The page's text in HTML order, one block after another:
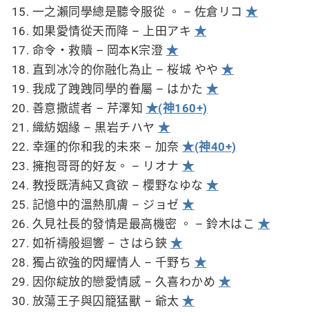
一之瀨同學總是聽令服從 。 – 佐倉リコ★
如果愛情從天而降 – 上田アキ ★
命令・救贖 – 岡本K宗澄 ★
直到冰冷的你融化為止 – 桜城 やや★
我成了跩跩同學的眷屬 – はかた★
善意撒謊者 – 芹澤知 ★(神160+)
織紡姻緣 – 黒岩チハヤ★
幸運的你和我的未來 – 加奈★(神40+)
擁抱哥哥的好友。 – リオナ★
教授既清純又貪欲 – 櫻野なゆな★
記憶中的溫熱肌膚 – ジョゼ★
久見社長的發情是最高機密 。 – 鈴木はこ ★
如祈禱般迴響 – さはら鋏 ★
獨占欲強的閃耀情人 – 千野ち ★
因你綻放的戀愛情感 – 久喜わかめ ★
放蕩王子與囚籠猛獸 – 爺太★